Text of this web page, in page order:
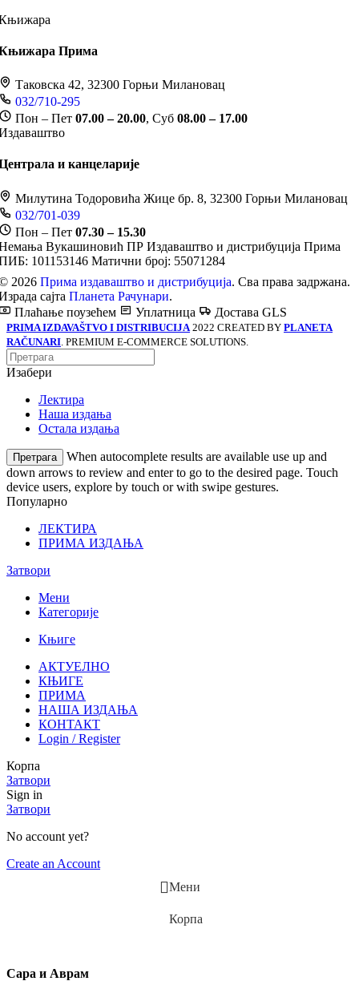
Прима
Таковска 42, 32300 Горњи Милановац
032/710-295
Пон – Пет 07.00 – 20.00, Суб 08.00 – 17.00
и канцеларије
Милутина Тодоровића Жице бр. 8, 32300 Горњи Милановац
032/701-039
Пон – Пет 07.30 – 15.30
Вукашиновић ПР Издаваштво и дистрибуција Прима
101153146 Матични број: 55071284
2026 Прима издаваштво и дистрибуција. Сва права задржана.
сајта Планета Рачунари.
Плаћање поузећем
Уплатница Достава GLS
PRIMA IZDAVAŠTVO I DISTRIBUCIJA 2022 CREATED BY PLANETA
RAČUNARI . PREMIUM E-COMMERCE SOLUTIONS.
Изабери
Лектира
Наша издања
Остала издања
Претрага
When autocomplete results are available use up and
down arrows to review and enter to go to the desired page. Touch
device users, explore by touch or with swipe gestures.
Популарно
ЛЕКТИРА
ПРИМА ИЗДАЊА
Затвори
Мени
Категорије
Књиге
АКТУЕЛНО
КЊИГЕ
ПРИМА
НАША ИЗДАЊА
КОНТАКТ
Login / Register
Корпа
Затвори
Sign in
Затвори
No account yet?
Create an Account
Мени
Корпа
Сара и Аврам